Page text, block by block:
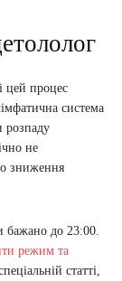
цей процес
система
розпаду
не
зниження
бажано до 23:00.
режим та
статті,